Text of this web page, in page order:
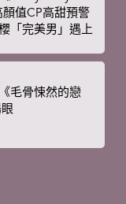
值CP高甜預警
「完美男」遇上
毛骨悚然的戀